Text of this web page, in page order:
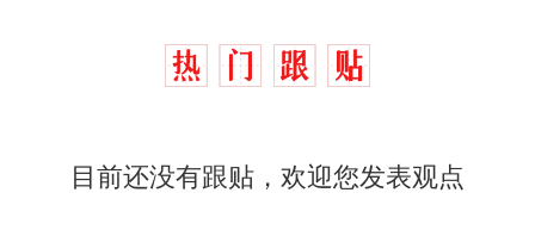
目前还没有跟贴，欢迎您发表观点